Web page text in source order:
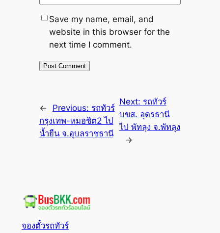
Save my name, email, and
website in this browser for the
next time I comment.
← Previous: รถทัวร์
กรุงเทพ-หมอชิต2 ไป
น้ำยืน จ.อุบลราชธานี
Next: รถทัวร์
บขส. อุดรธานี
ไป พัทลุง จ.พัทลุง
→
จองตั๋วรถทัวร์